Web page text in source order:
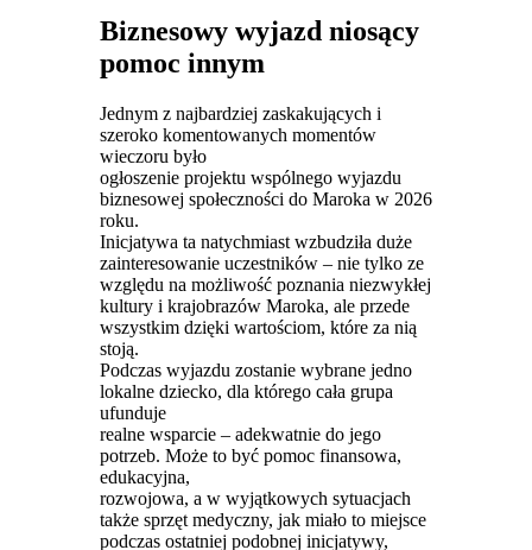
Biznesowy wyjazd niosący
pomoc innym
Jednym z najbardziej zaskakujących i
szeroko komentowanych momentów
wieczoru było
ogłoszenie projektu wspólnego wyjazdu
biznesowej społeczności do Maroka w 2026
roku.
Inicjatywa ta natychmiast wzbudziła duże
zainteresowanie uczestników – nie tylko ze
względu na możliwość poznania niezwykłej
kultury i krajobrazów Maroka, ale przede
wszystkim dzięki wartościom, które za nią
stoją.
Podczas wyjazdu zostanie wybrane jedno
lokalne dziecko, dla którego cała grupa
ufunduje
realne wsparcie – adekwatnie do jego
potrzeb. Może to być pomoc finansowa,
edukacyjna,
rozwojowa, a w wyjątkowych sytuacjach
także sprzęt medyczny, jak miało to miejsce
podczas ostatniej podobnej inicjatywy,